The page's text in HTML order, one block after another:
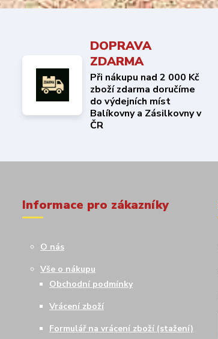
DOPRAVA
ZDARMA
Při nákupu nad 2 000 Kč
zboží zdarma doručíme
do výdejních míst
Balíkovny a Zásilkovny v
ČR
Informace pro zákazníky
O nás
Vše o nákupu
Obchodní podmínky
Vrácení zboží
Formulář na vrácení zboží (stažení)